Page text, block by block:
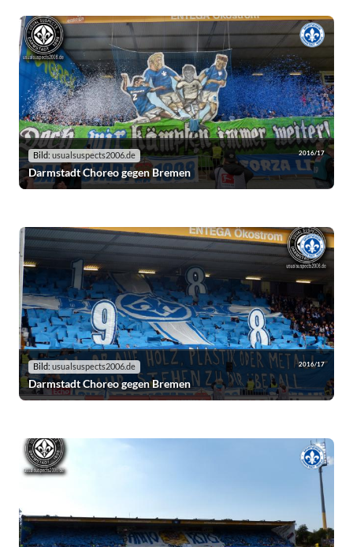
Bild: usualsuspects2006.de 2016/17
Darmstadt Choreo gegen Bremen
Bild: usualsuspects2006.de 2016/17
Darmstadt Choreo gegen Bremen